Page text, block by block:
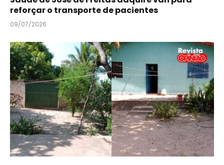
reforçar o transporte de pacientes
09/07/2026